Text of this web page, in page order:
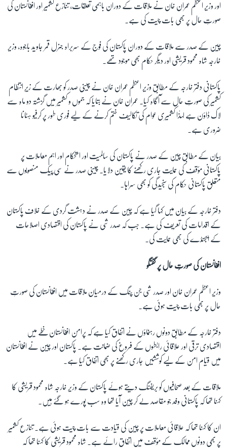
اور وزیر اعظم عمران خان نے ملاقات کے دوران باہمی تعلقات، تنازع کشمیر اور افغانستان کی
صورتِ حال پر بھی بات چیت کی ہے۔
چین کے صدر سے ملاقات کے دوران پاکستان کی فوج کے سربراہ جنرل قمر جاوید باجوہ، وزیر
خارجہ شاہ محمود قریشی اور دیگر حکام بھی موجود تھے۔
پاکستانی دفتر خارجہ کے مطابق وزیر اعظم عمران خان نے چینی صدر کو بھارت کے زیرِ انتظام
کشمیر کی صورتِ حال سے آگاہ کیا۔ عمران خان نے بتایا کہ جموں و کشمیر میں گزشتہ دو ماہ سے
لاک ڈاؤن ہے لہذٰا کشمیری عوام کی تکالیف ختم کرنے کے لیے فوری طور پر کرفیو ہٹانا
ضروری ہے۔
بیان کے مطابق چین کے صدر نے پاکستان کی سالمیت اور استحکام اور اہم معاملات پر
پاکستانی مؤقف کی حمایت جاری رکھنے کا یقین دلایا۔ چینی صدر نے سی پیک منصوبوں سے
متعلق پاکستانی حکام کی سنجیدگی کو بھی سراہا۔
دفتر خارجہ کے بیان میں کہا گیا ہے کہ چین کے صدر نے دہشت گردی کے خلاف پاکستان
کے اقدامات کی تعریف کی ہے۔ جب کہ صدر شی نے پاکستان کی اقتصادی اصلاحات
کے ایجنڈے کی بھی حمایت کی۔
افغانستان کی صورتِ حال پر گفتگو
وزیر اعظم عمران خان اور صدر شی جن پنگ کے درمیان ملاقات میں افغانستان کی صورتِ
حال پر بھی بات چیت ہوئی ہے۔
دفتر خارجہ کے مطابق دونوں رہنماؤں نے اتفاق کیا ہے کہ پرامن افغانستان خطے میں
اقتصادی ترقی اور علاقائی رابطوں کے فروغ کی ضمانت ہے۔ پاکستان اور چین نے افغانستان
میں قیام امن کے لیے کوششیں جاری رکھنے پر بھی اتفاق کیا ہے۔
ملاقات کے بعد صحافیوں کو بریفنگ دیتے ہوئے پاکستان کے وزیر خارجہ شاہ محمود قریشی کا
کہنا تھا کہ پاکستانی وفد جو مقاصد لے کر چین آیا تھا وہ سب پورے ہو گئے ہیں۔
ان کا کہنا تھا کہ علاقائی معاملات پر چین کی قیادت سے بات چیت ہوئی ہے۔ تنازع کشمیر
پر بھی دونوں ممالک کے مؤقف میں اتفاق رائے ہے۔ شاہ محمود قریشی کا کہنا تھا کہ